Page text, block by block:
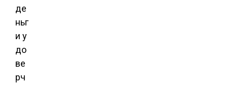
де
ньг
и у
до
ве
рч